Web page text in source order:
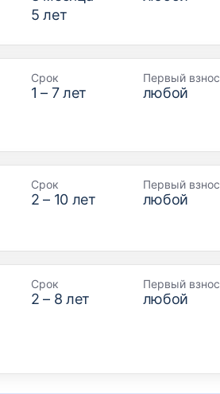
5 лет
Срок
1 – 7лет
Первый взнос
любой
Срок
2 – 10 лет
Первый взнос
любой
Срок
2 – 8 лет
Первый взнос
любой